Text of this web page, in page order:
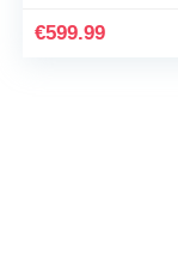
jongeren…
€599.99